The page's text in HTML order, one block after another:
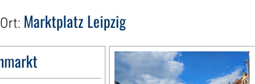
Marktplatz Leipzig